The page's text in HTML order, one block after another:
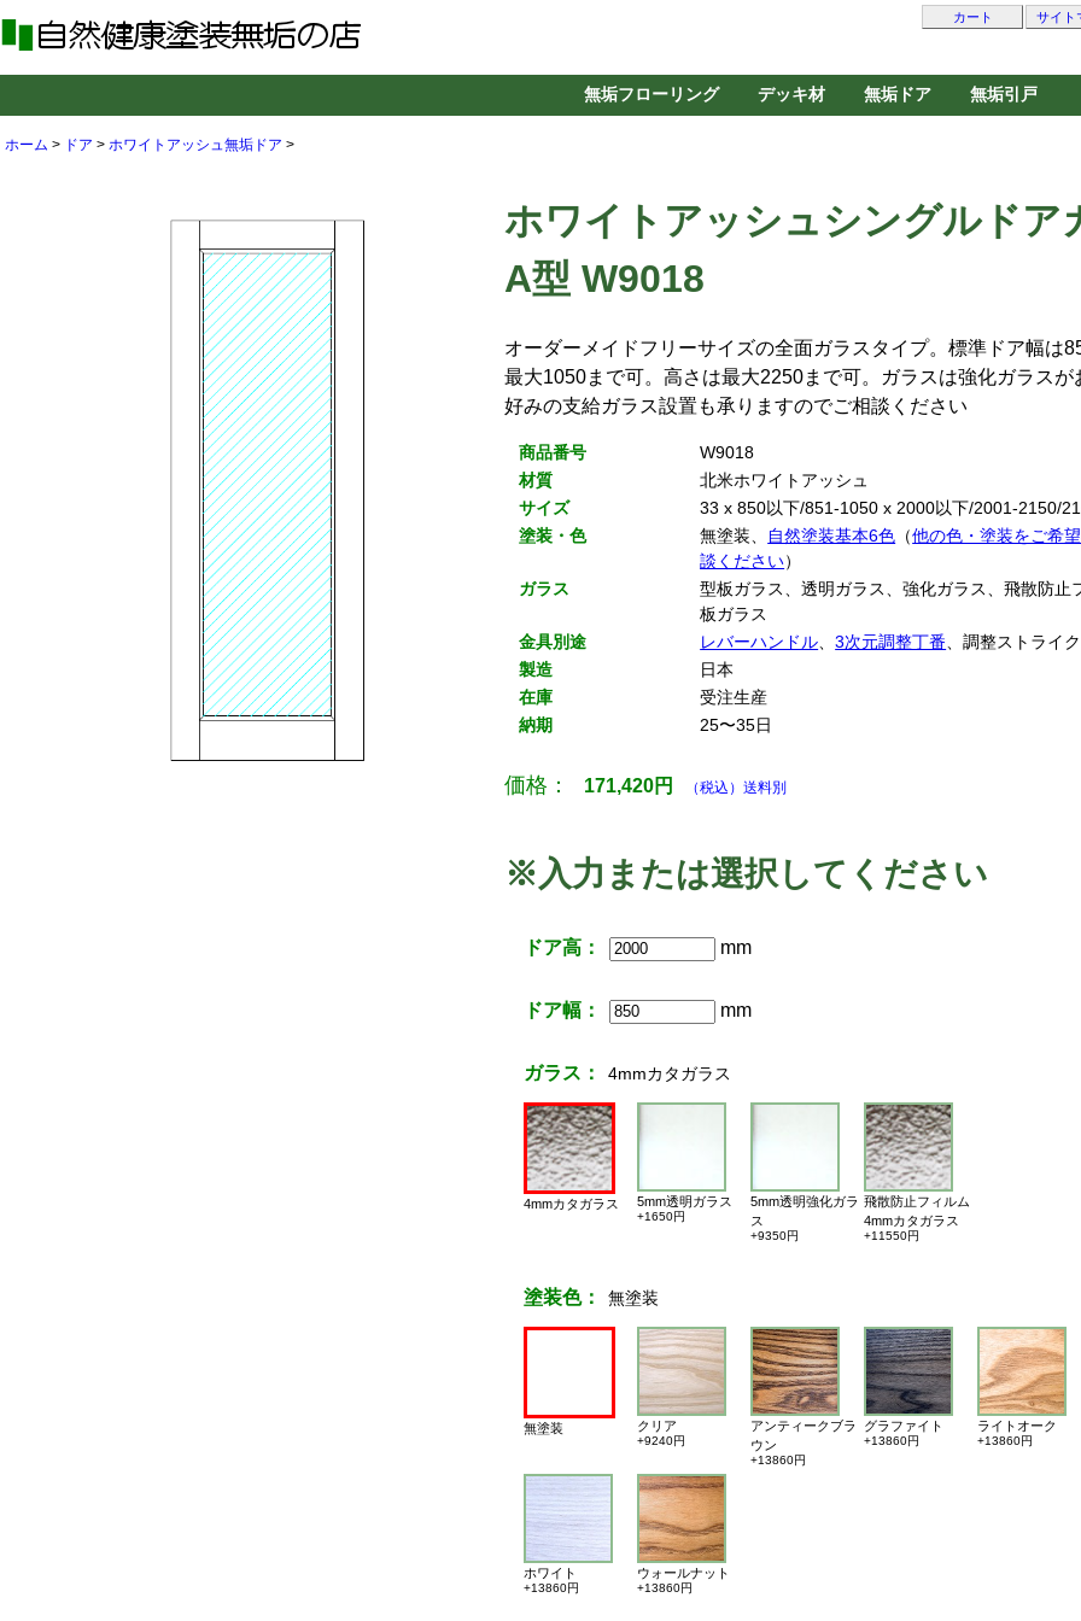
ホーム > ドア > ホワイトアッシュ無垢ドア >
ホワイトアッシュシングルドア
A型 W9018
オーダーメイドフリーサイズの全面ガラスタイプ。標準ドア幅は
最大1050まで可。高さは最大2250まで可。ガラスは強化ガラスが
好みの支給ガラス設置も承りますのでご相談ください
商品番号
W9018
材質
北米ホワイトアッシュ
サイズ
33 x 850以下/851-1050 x 2000以下/2001-2150/
塗装・色
無塗装、 自然塗装基本6色 （他の色・塗装をご希
談ください）
ガラス
型板ガラス、透明ガラス、強化ガラス、飛散防止
板ガラス
金具別途
レバーハンドル 、3次元調整丁番 、調整ストライク
製造
日本
在庫
受注生産
納期
25〜35日
価格： 171,420円 （税込）送料別
※入力または選択してください
ドア高： mm
ドア幅： mm
ガラス： 4mmカタガラス
4mmカタガラス 5mm透明ガラス
+1650円
5mm透明強化ガラ
ス
+9350円
飛散防止フィルム
4mmカタガラス
+11550円
塗装色： 無塗装
無塗装 クリア
+9240円
アンティークブラ
ウン
+13860円
グラファイト
+13860円
ライトオーク
+13860円
ホワイト
+13860円
ウォールナット
+13860円
カート サイト
無垢フローリング デッキ材 無垢ドア 無垢引戸